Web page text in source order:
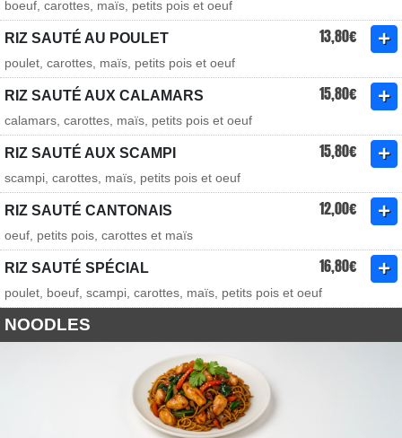
boeuf, carottes, maïs, petits pois et oeuf
RIZ SAUTÉ AU POULET 13,80€
poulet, carottes, maïs, petits pois et oeuf
RIZ SAUTÉ AUX CALAMARS 15,80€
calamars, carottes, maïs, petits pois et oeuf
RIZ SAUTÉ AUX SCAMPI 15,80€
scampi, carottes, maïs, petits pois et oeuf
RIZ SAUTÉ CANTONAIS 12,00€
oeuf, petits pois, carottes et maïs
RIZ SAUTÉ SPÉCIAL 16,80€
poulet, boeuf, scampi, carottes, maïs, petits pois et oeuf
NOODLES